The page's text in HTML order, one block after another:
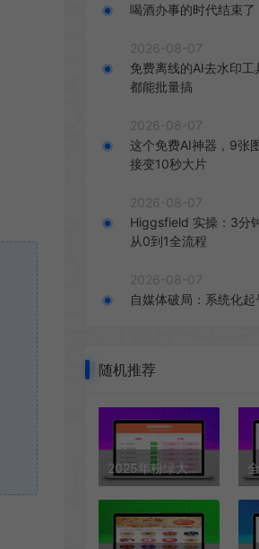
喝酒办事的时代结束了
2026-08-07
免费离线的AI去水印工
都能批量搞
2026-08-07
这个免费AI神器，9张
接变10秒大片
2026-08-07
Higgsfield 实操：3分
从0到1全流程
2026-08-07
自媒体破局：系统化
随机推荐
2025年粉绿大气域名线路检测,测速网站导航源码,个性化导航测速网页